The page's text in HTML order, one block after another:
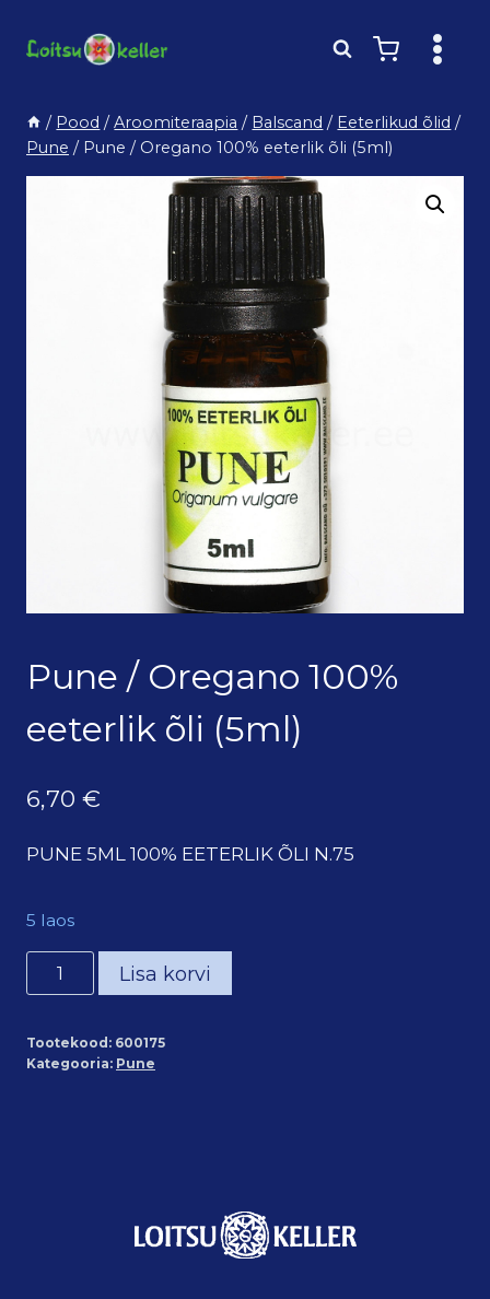
/ Pood / Aroomiteraapia / Balscand / Eeterlikud õlid /
Pune / Pune / Oregano 100% eeterlik õli (5ml)
Pune / Oregano 100%
eeterlik õli (5ml)
6,70 €
PUNE 5ML 100% EETERLIK ÕLI N.75
5 laos
Pune
/
100%
Lisa korvi
Tootekood: 600175
Kategooria: Pune